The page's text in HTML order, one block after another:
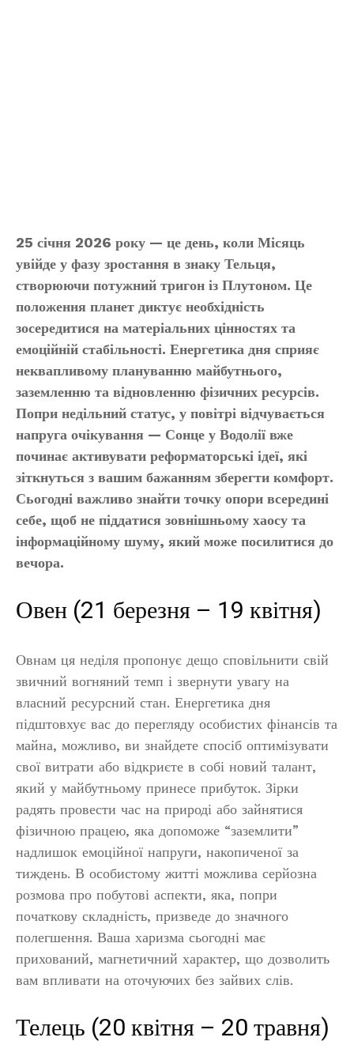
25 січня 2026 року — це день, коли Місяць
увійде у фазу зростання в знаку Тельця,
створюючи потужний тригон із Плутоном. Це
положення планет диктує необхідність
зосередитися на матеріальних цінностях та
емоційній стабільності. Енергетика дня сприяє
неквапливому плануванню майбутнього,
заземленню та відновленню фізичних ресурсів.
Попри недільний статус, у повітрі відчувається
напруга очікування — Сонце у Водолії вже
починає активувати реформаторські ідеї, які
зіткнуться з вашим бажанням зберегти комфорт.
Сьогодні важливо знайти точку опори всередині
себе, щоб не піддатися зовнішньому хаосу та
інформаційному шуму, який може посилитися до
вечора.
Овен (21 березня – 19 квітня)
Овнам ця неділя пропонує дещо сповільнити свій
звичний вогняний темп і звернути увагу на
власний ресурсний стан. Енергетика дня
підштовхує вас до перегляду особистих фінансів та
майна, можливо, ви знайдете спосіб оптимізувати
свої витрати або відкриєте в собі новий талант,
який у майбутньому принесе прибуток. Зірки
радять провести час на природі або зайнятися
фізичною працею, яка допоможе “заземлити”
надлишок емоційної напруги, накопиченої за
тиждень. В особистому житті можлива серйозна
розмова про побутові аспекти, яка, попри
початкову складність, призведе до значного
полегшення. Ваша харизма сьогодні має
прихований, магнетичний характер, що дозволить
вам впливати на оточуючих без зайвих слів.
Телець (20 квітня – 20 травня)